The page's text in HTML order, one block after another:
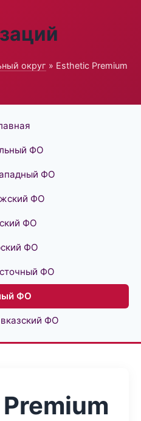
округ » Esthetic Premium
ФО
ФО
ФО
ФО
ФО
ФО
ФО
ФО